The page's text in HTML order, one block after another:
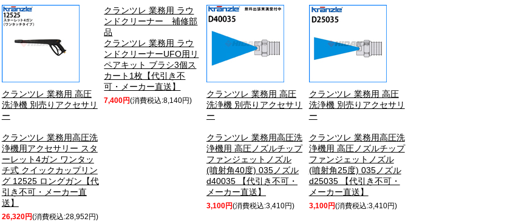
クランツレ 業務用 高圧
洗浄機 別売りアクセサリ
ー
クランツレ 業務用高圧洗
浄機用アクセサリー スタ
ーレット4ガン ワンタッ
チ式 クイックカップリン
グ 12525 ロングガン【代
引き不可・メーカー直
送】
26,320円(消費税込:28,952円)
クランツレ 業務用 ラウ
ンドクリーナー 補修部
品
クランツレ 業務用 ラウ
ンドクリーナーUFO用リ
ペアキット ブラシ3個ス
カート1枚【代引き不
可・メーカー直送】
7,400円(消費税込:8,140円)
クランツレ 業務用 高圧
洗浄機 別売りアクセサリ
ー
クランツレ 業務用高圧洗
浄機用 高圧ノズルチップ
ファンジェットノズル
(噴射角40度) 035ノズル
d40035 【代引き不可・
メーカー直送】
3,100円(消費税込:3,410円)
クランツレ 業務用 高圧
洗浄機 別売りアクセサリ
ー
クランツレ 業務用高圧洗
浄機用 高圧ノズルチップ
ファンジェットノズル
(噴射角25度) 035ノズル
d25035 【代引き不可・
メーカー直送】
3,100円(消費税込:3,410円)